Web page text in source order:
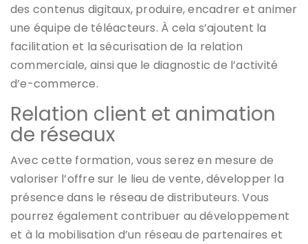
des contenus digitaux, produire, encadrer et animer
une équipe de téléacteurs. À cela s’ajoutent la
facilitation et la sécurisation de la relation
commerciale, ainsi que le diagnostic de l’activité
d’e-commerce.
Relation client et animation
de réseaux
Avec cette formation, vous serez en mesure de
valoriser l’offre sur le lieu de vente, développer la
présence dans le réseau de distributeurs. Vous
pourrez également contribuer au développement
et à la mobilisation d’un réseau de partenaires et